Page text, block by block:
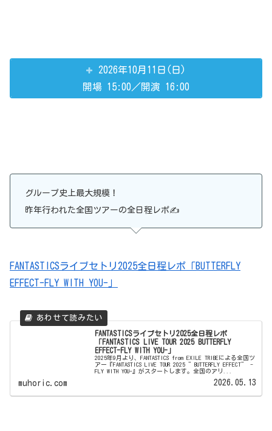
2026年10月11日(日)
開場 15:00／開演 16:00
グループ史上最大規模！
昨年行われた全国ツアーの全日程レポ✍
FANTASTICSライブセトリ2025全日程レポ「BUTTERFLY
EFFECT-FLY WITH YOU-」
FANTASTICSライブセトリ2025全日程レポ
「FANTASTICS LIVE TOUR 2025 BUTTERFLY
EFFECT-FLY WITH YOU-」
2025年9月より、FANTASTICS from EXILE TRIBEによる全国ツ
アー『FANTASTICS LIVE TOUR 2025 ”BUTTERFLY EFFECT” -
FLY WITH YOU-』がスタートします。全国のアリ...
muhoric.com 2026.05.13